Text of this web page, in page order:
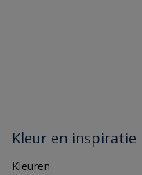
Kleur en inspiratie
Kleuren